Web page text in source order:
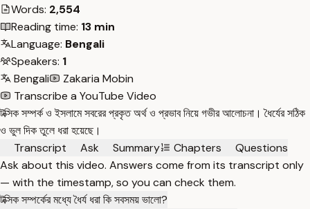
Words: 2,554
Reading time: 13 min
Language: Bengali
Speakers: 1
Bengali
Zakaria Mobin
Transcribe a YouTube Video
টক্সিক সম্পর্ক ও ইসলামে সবরের প্রকৃত অর্থ ও প্রভাব নিয়ে গভীর আলোচনা। ধৈর্যের সঠিক
ও ভুল দিক তুলে ধরা হয়েছে।
Transcript
Ask Summary Chapters
Questions
Ask about this video. Answers come from its transcript only
— with the timestamp, so you can check them.
টক্সিক সম্পর্কের মধ্যে ধৈর্য ধরা কি সবসময় ভালো?